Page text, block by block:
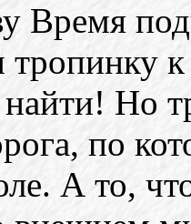
Время
тропинку
Но
по
А то,